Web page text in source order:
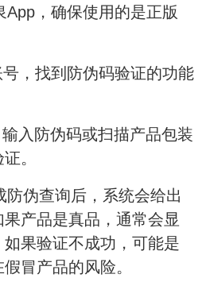
，确保使用的是正版
，找到防伪码验证的功能
入防伪码或扫描产品包装
。
伪查询后，系统会给出
产品是真品，通常会显
果验证不成功，可能是
冒产品的风险。